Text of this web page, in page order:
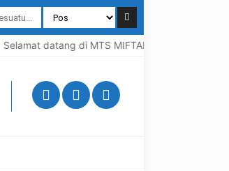
Selamat datang di MTS MIFTAHUDDIN,